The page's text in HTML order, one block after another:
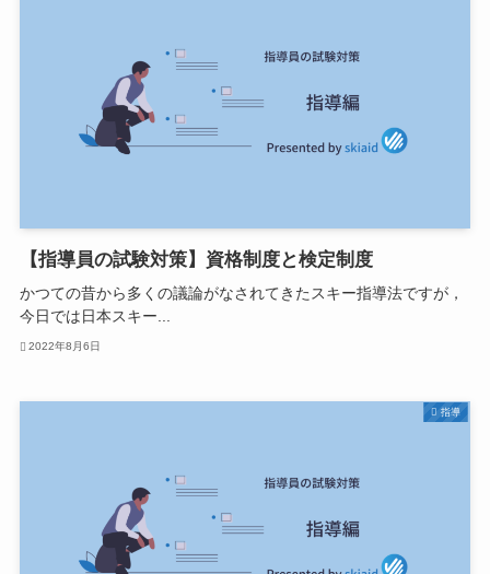
【指導員の試験対策】資格制度と検定制度
かつての昔から多くの議論がなされてきたスキー指導法ですが，
今日では日本スキー...
2022年8月6日
指導